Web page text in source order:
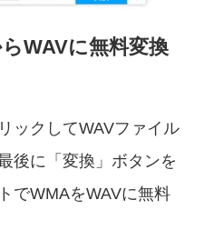
WAVに無料変換
ックしてWAVファイル
後に「変換」ボタンを
でWMAをWAVに無料